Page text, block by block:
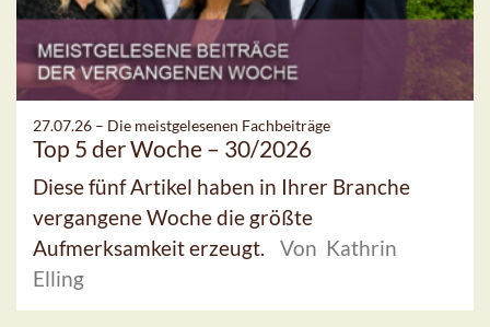
27.07.26 – Die meistgelesenen Fachbeiträge
Top 5 der Woche – 30/2026
Diese fünf Artikel haben in Ihrer Branche
vergangene Woche die größte
Aufmerksamkeit erzeugt.
Von Kathrin
Elling